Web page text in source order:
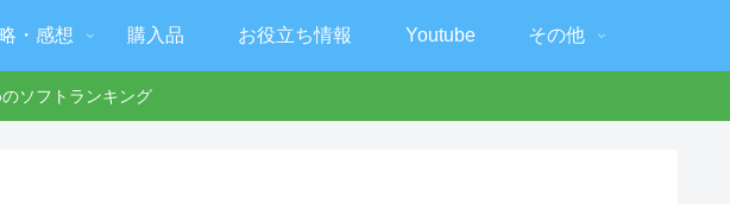
・感想 購入品 お役立ち情報 Youtube その他
ソフトランキング